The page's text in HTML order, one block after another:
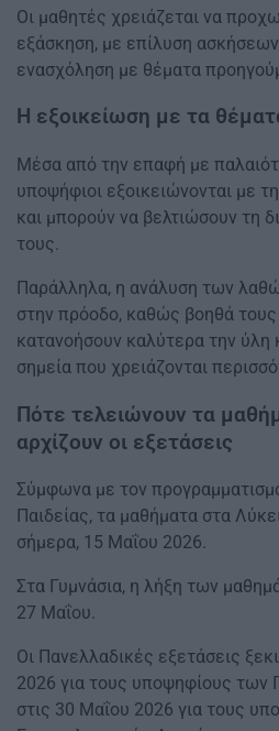
Οι μαθητές χρειάζεται να
εξάσκηση, με επίλυση
ενασχόληση με θέματα
Η εξοικείωση με τα
Μέσα από την επαφή με
υποψήφιοι εξοικειώνονται με
και μπορούν να βελτιώσουν τη
τους.
Παράλληλα, η ανάλυση των
στην πρόοδο, καθώς βοηθά
κατανοήσουν καλύτερα την ύλη
σημεία που χρειάζονται
Πότε τελειώνουν τα
αρχίζουν οι εξετάσεις
Σύμφωνα με τον
Παιδείας, τα μαθήματα στα
σήμερα, 15 Μαΐου 2026.
Στα Γυμνάσια, η λήξη των
27 Μαΐου.
Οι Πανελλαδικές εξετάσεις
2026 για τους υποψηφίους των
στις 30 Μαΐου 2026 για τους